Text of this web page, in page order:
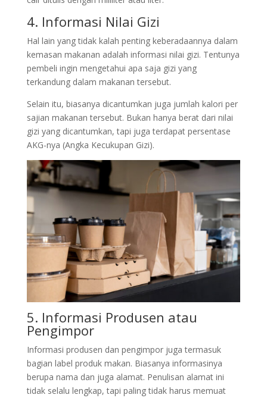
4. Informasi Nilai Gizi
Hal lain yang tidak kalah penting keberadaannya dalam
kemasan makanan adalah informasi nilai gizi. Tentunya
pembeli ingin mengetahui apa saja gizi yang
terkandung dalam makanan tersebut.
Selain itu, biasanya dicantumkan juga jumlah kalori per
sajian makanan tersebut. Bukan hanya berat dari nilai
gizi yang dicantumkan, tapi juga terdapat persentase
AKG-nya (Angka Kecukupan Gizi).
5. Informasi Produsen atau
Pengimpor
Informasi produsen dan pengimpor juga termasuk
bagian label produk makan. Biasanya informasinya
berupa nama dan juga alamat. Penulisan alamat ini
tidak selalu lengkap, tapi paling tidak harus memuat